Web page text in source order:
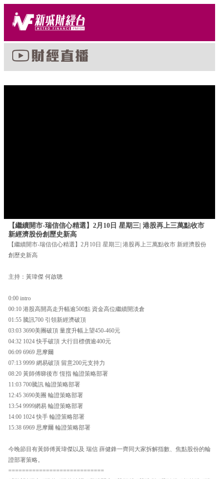
【繼續開市-瑞信信心精選】2月10日 星期三| 港股再上三萬點收市
新經濟股份創歷史新高
【繼續開市-瑞信信心精選】2月10日 星期三| 港股再上三萬點收市 新經濟股份
創歷史新高
主持：黃瑋傑 何啟聰
0:00 intro
00:10 港股高開高走升幅逾500點 資金高位繼續開淡倉
01:55 騰訊700 引領新經濟破頂
03:03 3690美團破頂 量度升幅上望450-460元
04:32 1024 快手破頂 大行目標價逾400元
06:09 6969 思摩爾
07:13 9999 網易破頂 留意200元支持力
08:20 黃師傅睇後市 恆指 輪證策略部署
11:03 700騰訊 輪證策略部署
12:45 3690美團 輪證策略部署
13:54 9999網易 輪證策略部署
14:00 1024 快手 輪證策略部署
15:38 6969 思摩爾 輪證策略部署
今晚節目有黃師傅黃瑋傑以及 瑞信 薛健鋒一齊同大家拆解指數、焦點股份的輪
證部署策略。
============================